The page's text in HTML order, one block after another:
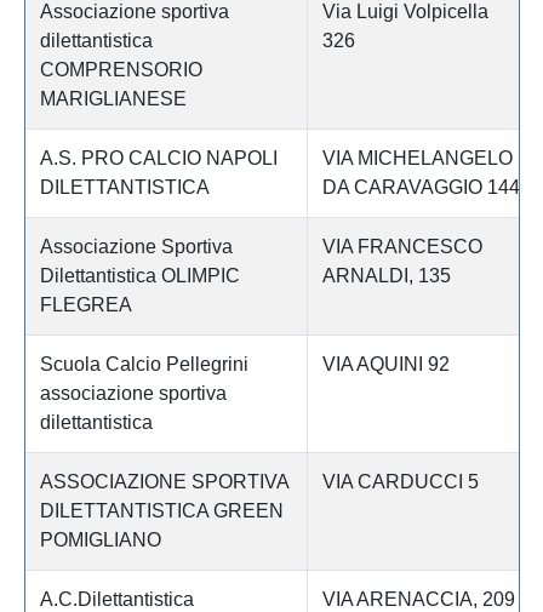
Associazione sportiva
dilettantistica
COMPRENSORIO
MARIGLIANESE
Via Luigi Volpicella
326
A.S. PRO CALCIO NAPOLI
DILETTANTISTICA
VIA MICHELANGELO
DA CARAVAGGIO 144
Associazione Sportiva
Dilettantistica OLIMPIC
FLEGREA
VIA FRANCESCO
ARNALDI, 135
Scuola Calcio Pellegrini
associazione sportiva
dilettantistica
VIA AQUINI 92
ASSOCIAZIONE SPORTIVA
DILETTANTISTICA GREEN
POMIGLIANO
VIA CARDUCCI 5
A.C.Dilettantistica
VIA ARENACCIA, 209